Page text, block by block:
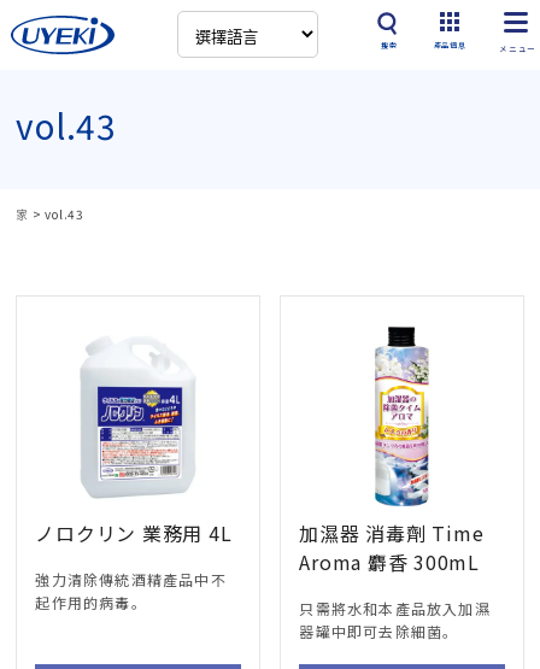
搜索 產品信息
vol.43
家 >vol.43
ノロクリン 業務用 4L
強力清除傳統酒精產品中不
起作用的病毒。
加濕器 消毒劑 Time
Aroma 麝香 300mL
只需將水和本產品放入加濕
器罐中即可去除細菌。